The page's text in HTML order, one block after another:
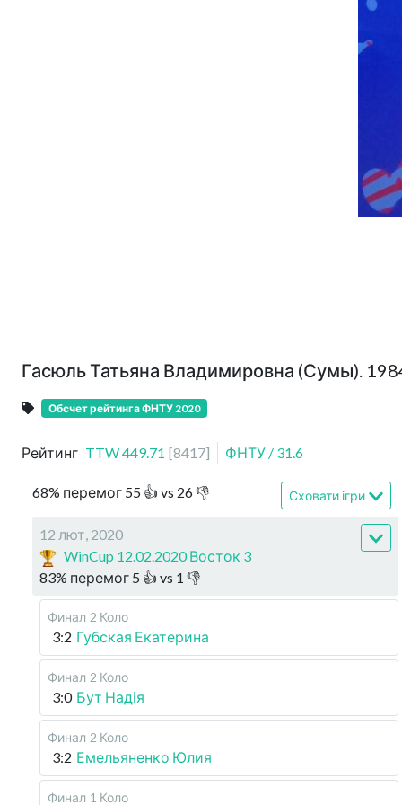
Гасюль Татьяна Владимировна (Сумы).
Обсчет рейтинга ФНТУ 2020
Рейтинг TTW449.71 [8417] ФНТУ / 31.6
68% перемог 55 👍 vs 26👎 Сховати ігри
12 лют, 2020
WinCup 12.02.2020 Восток 3
83% перемог 5 👍 vs 1 👎
Финал 2 Коло
3:2 Губская Екатерина
Финал 2 Коло
3:0 Бут Надія
Финал 2 Коло
3:2 Емельяненко Юлия
Финал 1 Коло